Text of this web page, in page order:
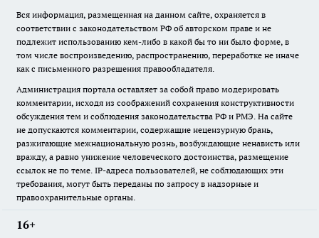
Вся информация, размещенная на данном сайте, охраняется в
соответствии с законодательством РФ об авторском праве и не
подлежит использованию кем-либо в какой бы то ни было форме, в
том числе воспроизведению, распространению, переработке не иначе
как с письменного разрешения правообладателя.
Администрация портала оставляет за собой право модерировать
комментарии, исходя из соображений сохранения конструктивности
обсуждения тем и соблюдения законодательства РФ и РМЭ. На сайте
не допускаются комментарии, содержащие нецензурную брань,
разжигающие межнациональную рознь, возбуждающие ненависть или
вражду, а равно унижение человеческого достоинства, размещение
ссылок не по теме. IP-адреса пользователей, не соблюдающих эти
требования, могут быть переданы по запросу в надзорные и
правоохранительные органы.
16+